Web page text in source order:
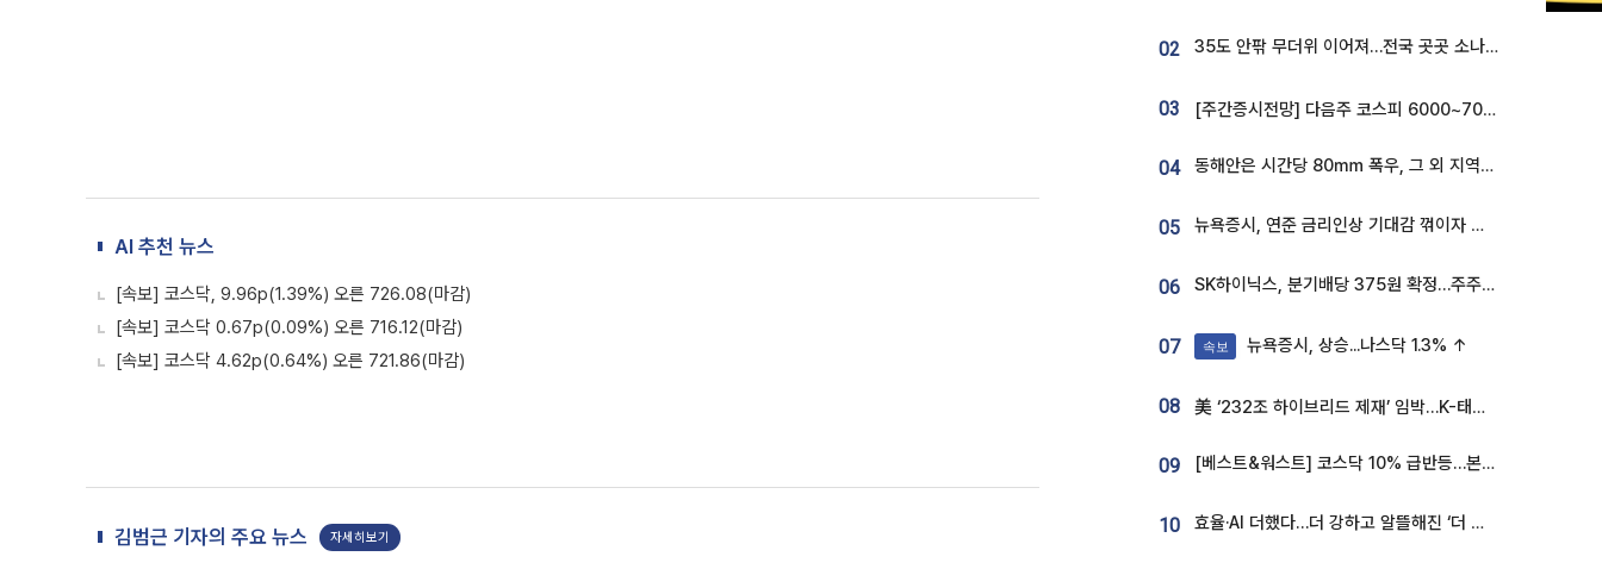
AI 추천 뉴스
[속보] 코스닥, 9.96p(1.39%) 오른 726.08(마감)
[속보] 코스닥 0.67p(0.09%) 오른 716.12(마감)
[속보] 코스닥 4.62p(0.64%) 오른 721.86(마감)
김범근 기자의 주요 뉴스 자세히보기
02 35도 안팎 무더위 이어져…전국 곳곳 소나기 [오늘 날씨]
03 [주간증시전망] 다음주 코스피 6000~7000⋯“外人 수급은 정책이 변수”
04 동해안은 시간당 80㎜ 폭우, 그 외 지역은 폭염…‘극과 극 날씨’
05 뉴욕증시, 연준 금리인상 기대감 꺾이자 상승...S&P500 사상 최고치 [종합]
06 SK하이닉스, 분기배당 375원 확정…주주환원책 9월로 앞당겨 발표
07 속보 뉴욕증시, 상승...나스닥 1.3% ↑
08 美 ‘232조 하이브리드 제재’ 임박…K-태양광, 불확실성 털고 날개 다나
09 [베스트&워스트] 코스닥 10% 급반등…본느, 최대주주 변경 기대에 270% 폭등
10 효율·AI 더했다…더 강하고 알뜰해진 ‘더 뉴 그랜저 하이브리드’ [ET의 모빌리티]